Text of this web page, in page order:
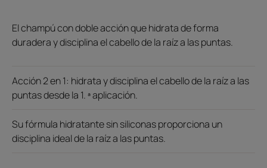
El champú con doble acción que hidrata de forma
duradera y disciplina el cabello de la raíz a las puntas.
Acción 2 en 1: hidrata y disciplina el cabello de la raíz a las
puntas desde la 1. ª aplicación.
Su fórmula hidratante sin siliconas proporciona un
disciplina ideal de la raíz a las puntas.